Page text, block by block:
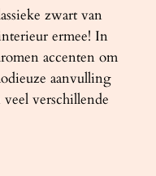
zwart van
ermee! In
accenten om
aanvulling
verschillende